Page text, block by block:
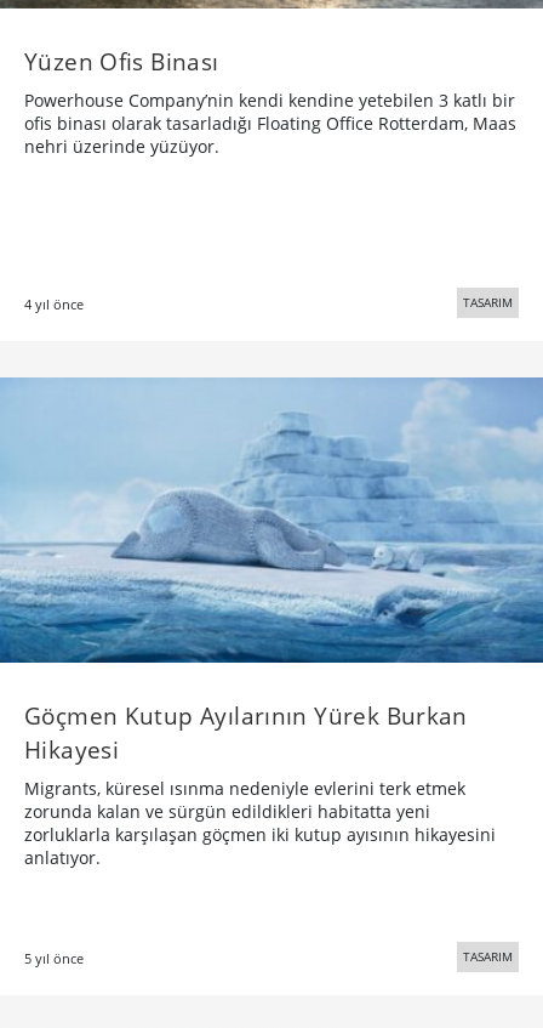
Yüzen Ofis Binası
Powerhouse Company’nin kendi kendine yetebilen 3 katlı bir
ofis binası olarak tasarladığı Floating Office Rotterdam, Maas
nehri üzerinde yüzüyor.
4 yıl önce TASARIM
Göçmen Kutup Ayılarının Yürek Burkan
Hikayesi
Migrants, küresel ısınma nedeniyle evlerini terk etmek
zorunda kalan ve sürgün edildikleri habitatta yeni
zorluklarla karşılaşan göçmen iki kutup ayısının hikayesini
anlatıyor.
5 yıl önce TASARIM